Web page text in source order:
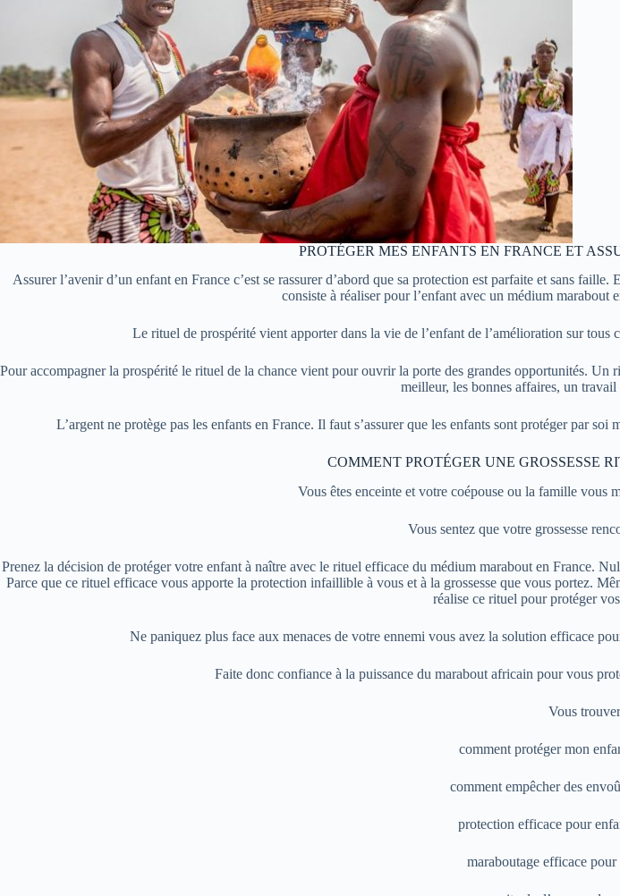
PROTÉGER MES ENFANTS EN FRANCE ET
Assurer l’avenir d’un enfant en France c’est se rassurer d’abord que sa protection est parfaite et sans
consiste à réaliser pour l’enfant avec un médium
Le rituel de prospérité vient apporter dans la vie de l’enfant de l’amélioration sur
Pour accompagner la prospérité le rituel de la chance vient pour ouvrir la porte des grandes opportunités.
meilleur, les bonnes affaires, un
L’argent ne protège pas les enfants en France. Il faut s’assurer que les enfants sont protéger par
COMMENT PROTÉGER UNE GROSSESSE
Vous êtes enceinte et votre coépouse ou la famille vous
Vous sentez que votre grossesse
Prenez la décision de protéger votre enfant à naître avec le rituel efficace du médium marabout en France.
Parce que ce rituel efficace vous apporte la protection infaillible à vous et à la grossesse que vous portez.
réalise ce rituel pour protéger
Ne paniquez plus face aux menaces de votre ennemi vous avez la solution efficace
Faite donc confiance à la puissance du marabout africain pour vous
Vous
comment protéger mon
comment empêcher des
protection efficace pour
maraboutage efficace pour